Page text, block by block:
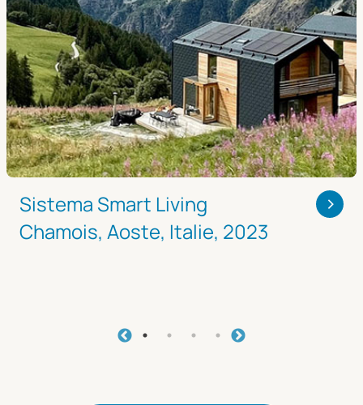
Sistema Smart Living
Chamois, Aoste, Italie, 2023
>